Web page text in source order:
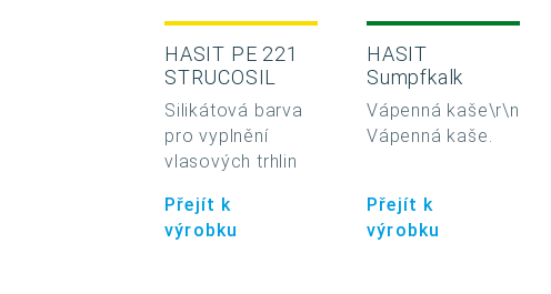
HASIT PE 221
STRUCOSIL
Silikátová barva
pro vyplnění
vlasových trhlin
Přejít k
výrobku
HASIT
Sumpfkalk
Vápenná kaše\r\n
Vápenná kaše.
Přejít k
výrobku